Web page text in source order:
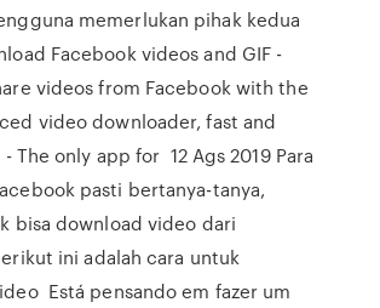
memerlukan pihak kedua
Facebook videos and GIF -
videos from Facebook with the
video downloader, fast and
The only app for 12 Ags 2019 Para
pasti bertanya-tanya,
bisa download video dari
ini adalah cara untuk
Está pensando em fazer um